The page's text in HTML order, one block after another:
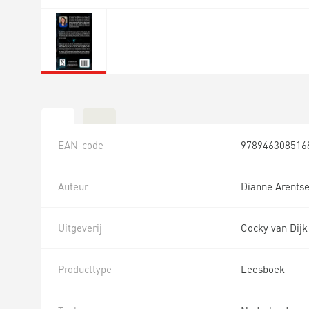
EAN-code
Auteur Dianne
Uitgeverij Cocky van Dijk
Producttype Leesboek